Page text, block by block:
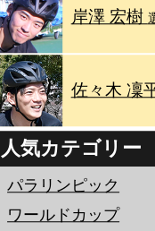
岸澤 宏樹
佐々木 凜
人気カテゴリー
パラリンピック
ワールドカップ